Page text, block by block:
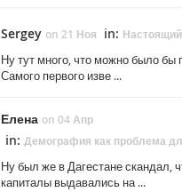
Sergey on 21 Ноя in:
Ну тут много, что можно было бы
Самого первого изве ...
Елена on 04 Апр
in: Демография как проблема
Ну был же в Дагестане скандал,
капиталы выдавались на ...